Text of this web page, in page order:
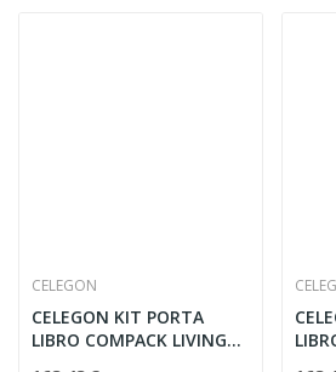
CELEGON
CELEGON KIT PORTA
LIBRO COMPACK LIVING